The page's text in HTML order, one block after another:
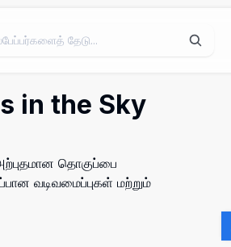
in the Sky
தொகுப்பை
வடிவமைப்புகள் மற்றும்